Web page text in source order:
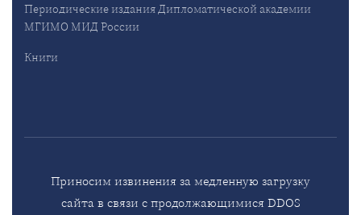
Периодические издания Дипломатической академии
МГИМО МИД России
Книги
Приносим извинения за медленную загрузку
сайта в связи с продолжающимися DDOS